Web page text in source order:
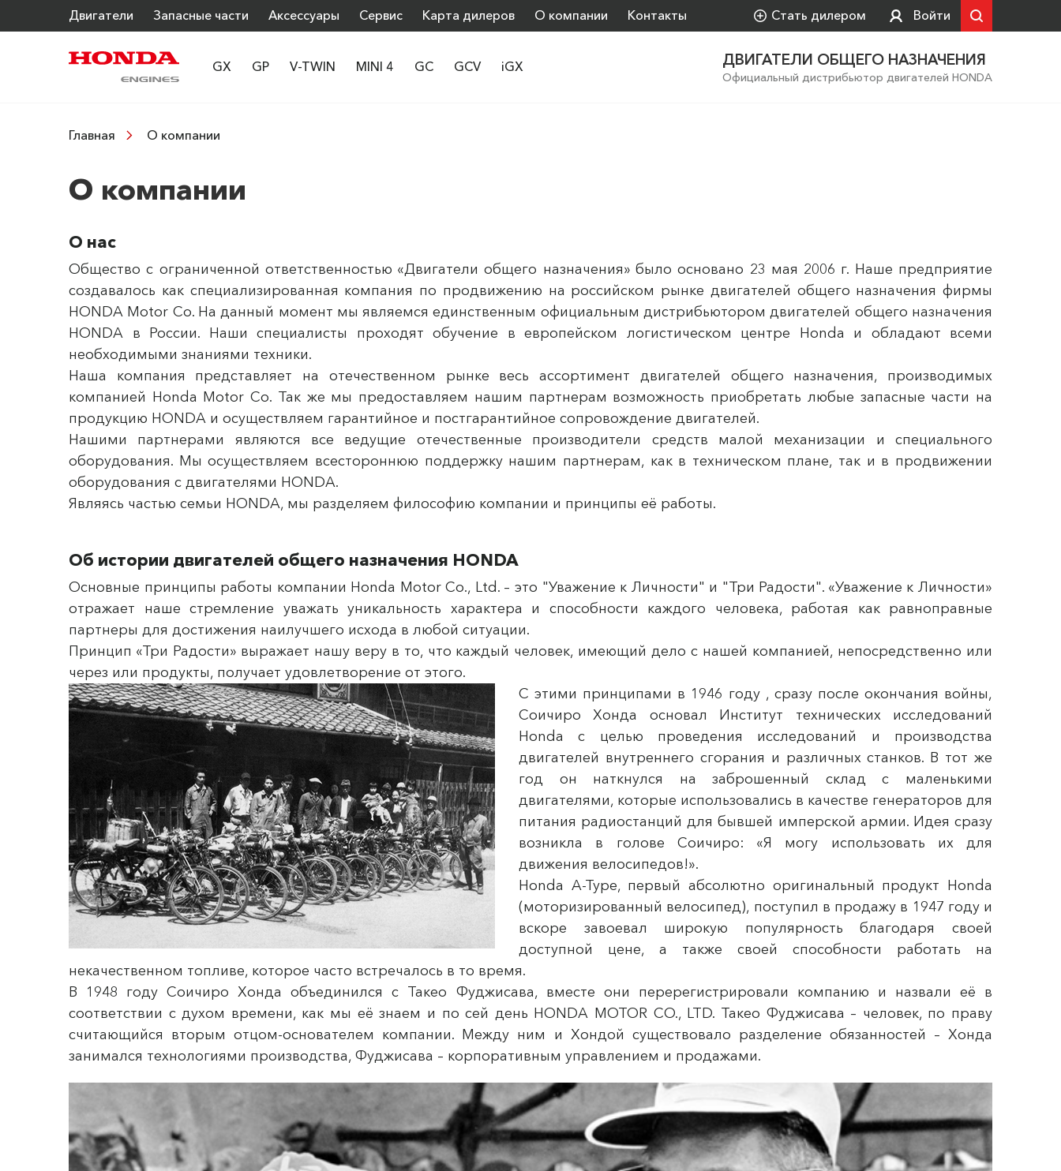
Двигатели Запасные части Аксессуары Сервис Карта дилеров О компании Контакты Стать дилером Войти
GX GP V-TWIN MINI 4 GC GCV iGX ДВИГАТЕЛИ ОБЩЕГО НАЗНАЧЕНИЯ
Официальный дистрибьютор двигателей HONDA
Главная О компании
О компании
О нас
Общество с ограниченной ответственностью «Двигатели общего назначения» было основано 23 мая 2006 г. Наше предприятие
создавалось как специализированная компания по продвижению на российском рынке двигателей общего назначения фирмы
HONDA Motor Co. На данный момент мы являемся единственным официальным дистрибьютором двигателей общего назначения
HONDA в России. Наши специалисты проходят обучение в европейском логистическом центре Honda и обладают всеми
необходимыми знаниями техники.
Наша компания представляет на отечественном рынке весь ассортимент двигателей общего назначения, производимых
компанией Honda Motor Co. Так же мы предоставляем нашим партнерам возможность приобретать любые запасные части на
продукцию HONDA и осуществляем гарантийное и постгарантийное сопровождение двигателей.
Нашими партнерами являются все ведущие отечественные производители средств малой механизации и специального
оборудования. Мы осуществляем всестороннюю поддержку нашим партнерам, как в техническом плане, так и в продвижении
оборудования с двигателями HONDA.
Являясь частью семьи HONDA, мы разделяем философию компании и принципы её работы.
Об истории двигателей общего назначения HONDA
Основные принципы работы компании Honda Motor Co., Ltd. – это "Уважение к Личности" и "Три Радости". «Уважение к Личности»
отражает наше стремление уважать уникальность характера и способности каждого человека, работая как равноправные
партнеры для достижения наилучшего исхода в любой ситуации.
Принцип «Три Радости» выражает нашу веру в то, что каждый человек, имеющий дело с нашей компанией, непосредственно или
через или продукты, получает удовлетворение от этого.
С этими принципами в 1946 году , сразу после окончания войны,
Соичиро Хонда основал Институт технических исследований
Honda с целью проведения исследований и производства
двигателей внутреннего сгорания и различных станков. В тот же
год он наткнулся на заброшенный склад с маленькими
двигателями, которые использовались в качестве генераторов для
питания радиостанций для бывшей имперской армии. Идея сразу
возникла в голове Соичиро: «Я могу использовать их для
движения велосипедов!».
Honda A-Type, первый абсолютно оригинальный продукт Honda
(моторизированный велосипед), поступил в продажу в 1947 году и
вскоре завоевал широкую популярность благодаря своей
доступной цене, а также своей способности работать на
некачественном топливе, которое часто встречалось в то время.
В 1948 году Соичиро Хонда объединился с Такео Фуджисава, вместе они перерегистрировали компанию и назвали её в
соответствии с духом времени, как мы её знаем и по сей день HONDA MOTOR CO., LTD. Такео Фуджисава – человек, по праву
считающийся вторым отцом-основателем компании. Между ним и Хондой существовало разделение обязанностей – Хонда
занимался технологиями производства, Фуджисава – корпоративным управлением и продажами.